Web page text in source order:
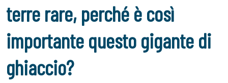
terre rare, perché è così
importante questo gigante di
ghiaccio?